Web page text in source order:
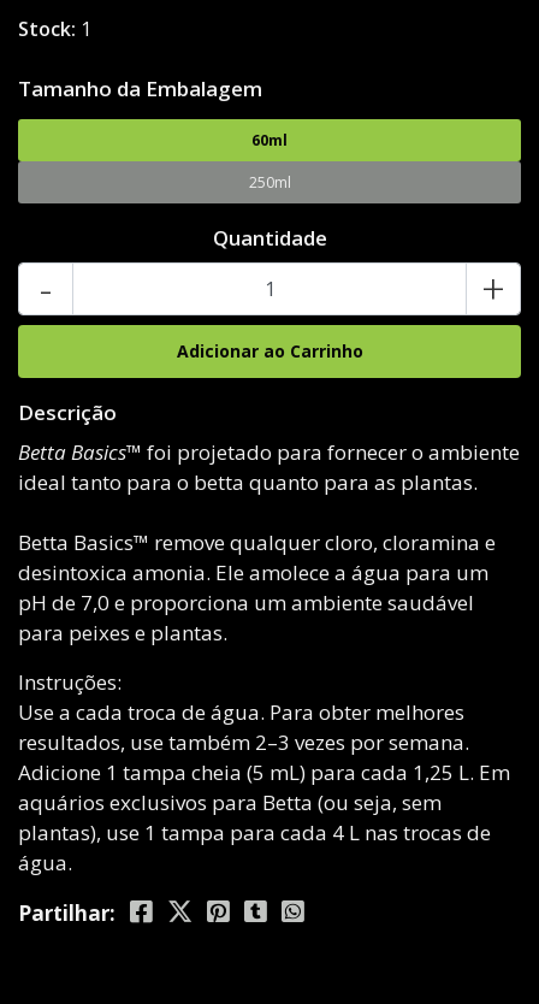
Stock: 1
Tamanho da Embalagem
60ml
250ml
Quantidade
- +
Descrição
Betta Basics™ foi projetado para fornecer o ambiente
ideal tanto para o betta quanto para as plantas.
Betta Basics™ remove qualquer cloro, cloramina e
desintoxica amonia. Ele amolece a água para um
pH de 7,0 e proporciona um ambiente saudável
para peixes e plantas.
Instruções:
Use a cada troca de água. Para obter melhores
resultados, use também 2–3 vezes por semana.
Adicione 1 tampa cheia (5 mL) para cada 1,25 L. Em
aquários exclusivos para Betta (ou seja, sem
plantas), use 1 tampa para cada 4 L nas trocas de
água.
Partilhar: